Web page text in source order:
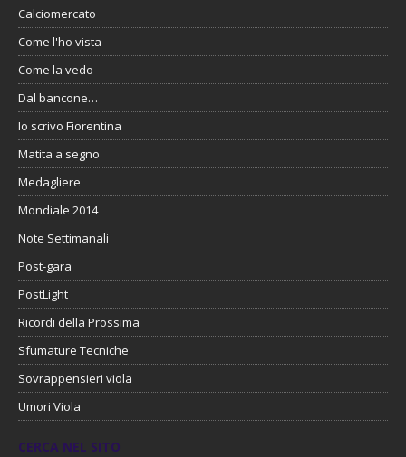
Calciomercato
Come l'ho vista
Come la vedo
Dal bancone…
Io scrivo Fiorentina
Matita a segno
Medagliere
Mondiale 2014
Note Settimanali
Post-gara
PostLight
Ricordi della Prossima
Sfumature Tecniche
Sovrappensieri viola
Umori Viola
CERCA NEL SITO